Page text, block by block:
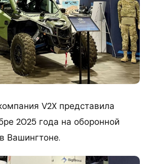
V2X представила
2025 года на оборонной
Вашингтоне.